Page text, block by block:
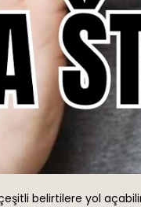
belirtilere yol